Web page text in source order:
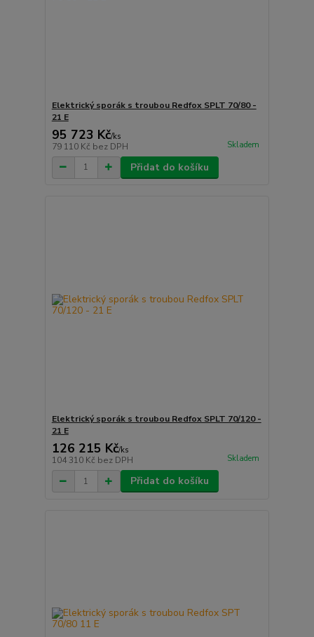
Elektrický sporák s troubou Redfox SPLT 70/80 -
21 E
95 723 Kč/ks
79 110 Kč bez DPH Skladem
Přidat do košíku
Elektrický sporák s troubou Redfox SPLT 70/120 -
21 E
126 215 Kč/ks
104 310 Kč bez DPH Skladem
Přidat do košíku